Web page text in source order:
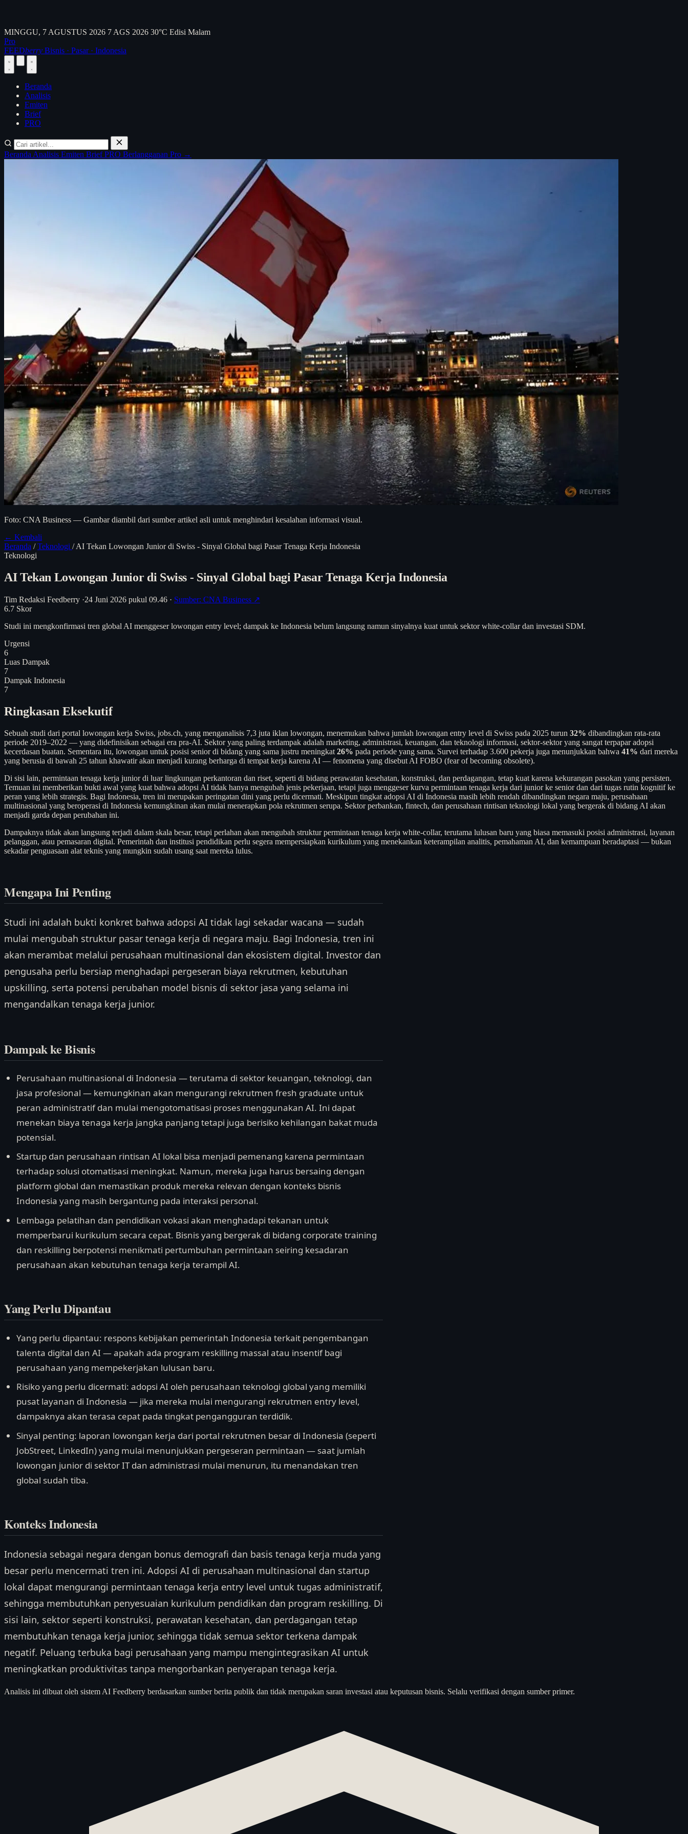
MINGGU, 7 AGUSTUS 2026 7 AGS 2026 30°C Edisi Malam
Pro
FEEDberry Bisnis · Pasar · Indonesia
Beranda
Analisis
Emiten
Brief
PRO
Beranda Analisis Emiten BriefPRO Berlangganan Pro →
Foto: CNA Business — Gambar diambil dari sumber artikel asli untuk menghindari kesalahan informasi visual.
← Kembali
Beranda / Teknologi / AI Tekan Lowongan Junior di Swiss - Sinyal Global bagi Pasar Tenaga Kerja Indonesia
Teknologi
AI Tekan Lowongan Junior di Swiss - Sinyal Global bagi Pasar Tenaga Kerja Indonesia
Tim Redaksi Feedberry ·24 Juni 2026 pukul 09.46 · Sumber: CNA Business ↗
6.7 Skor
Studi ini mengkonfirmasi tren global AI menggeser lowongan entry level; dampak ke Indonesia belum langsung namun sinyalnya kuat untuk sektor white-collar dan investasi SDM.
Urgensi
6
Luas Dampak
7
Dampak Indonesia
7
Ringkasan Eksekutif
Sebuah studi dari portal lowongan kerja Swiss, jobs.ch, yang menganalisis 7,3 juta iklan lowongan, menemukan bahwa jumlah lowongan entry level di Swiss pada 2025 turun 32% dibandingkan rata-rata
periode 2019–2022 — yang didefinisikan sebagai era pra-AI. Sektor yang paling terdampak adalah marketing, administrasi, keuangan, dan teknologi informasi, sektor-sektor yang sangat terpapar adopsi
kecerdasan buatan. Sementara itu, lowongan untuk posisi senior di bidang yang sama justru meningkat 26% pada periode yang sama. Survei terhadap 3.600 pekerja juga menunjukkan bahwa 41% dari mereka
yang berusia di bawah 25 tahun khawatir akan menjadi kurang berharga di tempat kerja karena AI — fenomena yang disebut AI FOBO (fear of becoming obsolete).
Di sisi lain, permintaan tenaga kerja junior di luar lingkungan perkantoran dan riset, seperti di bidang perawatan kesehatan, konstruksi, dan perdagangan, tetap kuat karena kekurangan pasokan yang persisten.
Temuan ini memberikan bukti awal yang kuat bahwa adopsi AI tidak hanya mengubah jenis pekerjaan, tetapi juga menggeser kurva permintaan tenaga kerja dari junior ke senior dan dari tugas rutin kognitif ke
peran yang lebih strategis. Bagi Indonesia, tren ini merupakan peringatan dini yang perlu dicermati. Meskipun tingkat adopsi AI di Indonesia masih lebih rendah dibandingkan negara maju, perusahaan
multinasional yang beroperasi di Indonesia kemungkinan akan mulai menerapkan pola rekrutmen serupa. Sektor perbankan, fintech, dan perusahaan rintisan teknologi lokal yang bergerak di bidang AI akan
menjadi garda depan perubahan ini.
Dampaknya tidak akan langsung terjadi dalam skala besar, tetapi perlahan akan mengubah struktur permintaan tenaga kerja white-collar, terutama lulusan baru yang biasa memasuki posisi administrasi, layanan
pelanggan, atau pemasaran digital. Pemerintah dan institusi pendidikan perlu segera mempersiapkan kurikulum yang menekankan keterampilan analitis, pemahaman AI, dan kemampuan beradaptasi — bukan
sekadar penguasaan alat teknis yang mungkin sudah usang saat mereka lulus.
Mengapa Ini Penting
Studi ini adalah bukti konkret bahwa adopsi AI tidak lagi sekadar wacana — sudah
mulai mengubah struktur pasar tenaga kerja di negara maju. Bagi Indonesia, tren ini
akan merambat melalui perusahaan multinasional dan ekosistem digital. Investor dan
pengusaha perlu bersiap menghadapi pergeseran biaya rekrutmen, kebutuhan
upskilling, serta potensi perubahan model bisnis di sektor jasa yang selama ini
mengandalkan tenaga kerja junior.
Dampak ke Bisnis
Perusahaan multinasional di Indonesia — terutama di sektor keuangan, teknologi, dan
jasa profesional — kemungkinan akan mengurangi rekrutmen fresh graduate untuk
peran administratif dan mulai mengotomatisasi proses menggunakan AI. Ini dapat
menekan biaya tenaga kerja jangka panjang tetapi juga berisiko kehilangan bakat muda
potensial.
Startup dan perusahaan rintisan AI lokal bisa menjadi pemenang karena permintaan
terhadap solusi otomatisasi meningkat. Namun, mereka juga harus bersaing dengan
platform global dan memastikan produk mereka relevan dengan konteks bisnis
Indonesia yang masih bergantung pada interaksi personal.
Lembaga pelatihan dan pendidikan vokasi akan menghadapi tekanan untuk
memperbarui kurikulum secara cepat. Bisnis yang bergerak di bidang corporate training
dan reskilling berpotensi menikmati pertumbuhan permintaan seiring kesadaran
perusahaan akan kebutuhan tenaga kerja terampil AI.
Yang Perlu Dipantau
Yang perlu dipantau: respons kebijakan pemerintah Indonesia terkait pengembangan
talenta digital dan AI — apakah ada program reskilling massal atau insentif bagi
perusahaan yang mempekerjakan lulusan baru.
Risiko yang perlu dicermati: adopsi AI oleh perusahaan teknologi global yang memiliki
pusat layanan di Indonesia — jika mereka mulai mengurangi rekrutmen entry level,
dampaknya akan terasa cepat pada tingkat pengangguran terdidik.
Sinyal penting: laporan lowongan kerja dari portal rekrutmen besar di Indonesia (seperti
JobStreet, LinkedIn) yang mulai menunjukkan pergeseran permintaan — saat jumlah
lowongan junior di sektor IT dan administrasi mulai menurun, itu menandakan tren
global sudah tiba.
Konteks Indonesia
Indonesia sebagai negara dengan bonus demografi dan basis tenaga kerja muda yang
besar perlu mencermati tren ini. Adopsi AI di perusahaan multinasional dan startup
lokal dapat mengurangi permintaan tenaga kerja entry level untuk tugas administratif,
sehingga membutuhkan penyesuaian kurikulum pendidikan dan program reskilling. Di
sisi lain, sektor seperti konstruksi, perawatan kesehatan, dan perdagangan tetap
membutuhkan tenaga kerja junior, sehingga tidak semua sektor terkena dampak
negatif. Peluang terbuka bagi perusahaan yang mampu mengintegrasikan AI untuk
meningkatkan produktivitas tanpa mengorbankan penyerapan tenaga kerja.
Analisis ini dibuat oleh sistem AI Feedberry berdasarkan sumber berita publik dan tidak merupakan saran investasi atau keputusan bisnis. Selalu verifikasi dengan sumber primer.